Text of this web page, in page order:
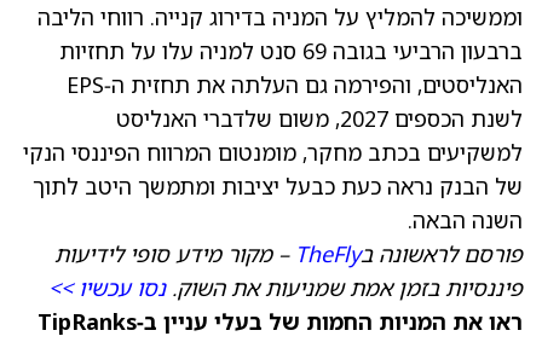
וממשיכה להמליץ על המניה בדירוג קנייה. רווחי הליבה
ברבעון הרביעי בגובה 69 סנט למניה עלו על תחזיות
האנליסטים, והפירמה גם העלתה את תחזית ה‑EPS
לשנת הכספים 2027, משום שלדברי האנליסט
למשקיעים בכתב מחקר, מומנטום המרווח הפיננסי הנקי
של הבנק נראה כעת כבעל יציבות ומתמשך היטב לתוך
השנה הבאה.
פורסם לראשונה בTheFly – מקור מידע סופי לידיעות
פיננסיות בזמן אמת שמניעות את השוק.נסו עכשיו >>
ראו את המניות החמות של בעלי עניין ב‑TipRanks